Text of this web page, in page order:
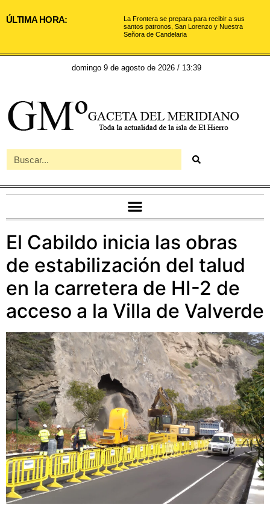
ÚLTIMA HORA:
La Frontera se prepara para recibir a sus
santos patronos, San Lorenzo y Nuestra
Señora de Candelaria
domingo 9 de agosto de 2026 / 13:39
El Cabildo inicia las obras
de estabilización del talud
en la carretera de HI-2 de
acceso a la Villa de Valverde